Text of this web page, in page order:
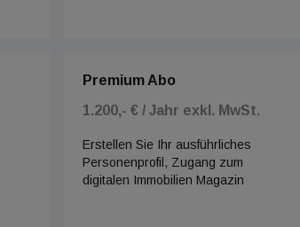
Premium Abo
1.200,- € / Jahr exkl. MwSt.
Erstellen Sie Ihr ausführliches
Personenprofil, Zugang zum
digitalen Immobilien Magazin